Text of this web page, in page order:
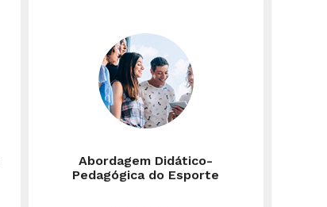
Abordagem Didático-
Pedagógica do Esporte